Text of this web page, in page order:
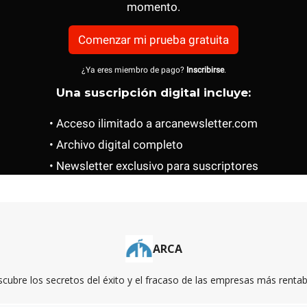
momento.
Comenzar mi prueba gratuita
¿Ya eres miembro de pago? Inscribirse.
Una suscripción digital incluye:
• Acceso ilimitado a arcanewsletter.com
• Archivo digital completo
• Newsletter exclusivo para suscriptores
ARCA
los secretos del éxito y el fracaso de las empresas más